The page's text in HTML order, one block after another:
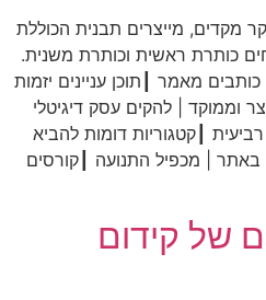
מקדים, מייצרים תבנית הכוללת
כותרת ראשית וכותרת משנית.
מאמר ┃תוכן עניינים יזמות
וממוקד | להקים עסק דיגיטלי
┃קטגוריות דומות להביא
באתר | מכפיל התנועה ┃קורסים
של קידום